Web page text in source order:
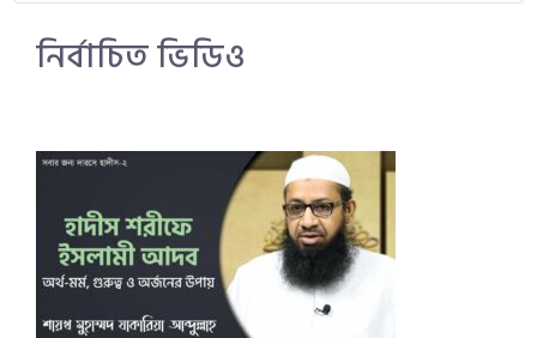
নির্বাচিত ভিডিও